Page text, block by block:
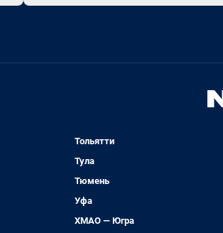
Тольятти
Тула
Тюмень
Уфа
ХМАО — Югра